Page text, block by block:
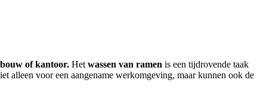
of kantoor. Het wassen van ramen is een tijdrovende taak
alleen voor een aangename werkomgeving, maar kunnen ook de